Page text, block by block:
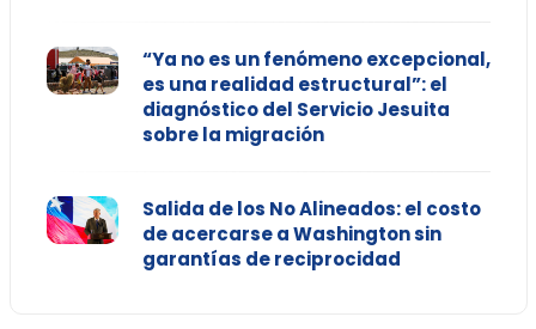
“Ya no es un fenómeno excepcional,
es una realidad estructural”: el
diagnóstico del Servicio Jesuita
sobre la migración
Salida de los No Alineados: el costo
de acercarse a Washington sin
garantías de reciprocidad